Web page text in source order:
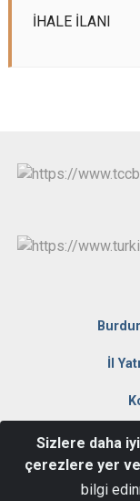
İHALE İLANI
İl
Konak Mah. Fatih
Sizlere daha
çerezlere yer
bilgi